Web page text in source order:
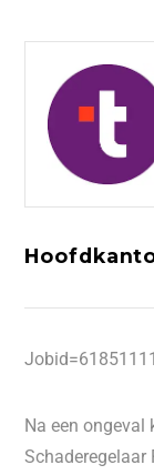
Na een ongeval
Schaderegelaar